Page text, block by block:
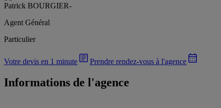
Patrick BOURGIER-
Agent Général
Particulier
Votre devis en 1 minute Prendre rendez-vous à l'agence
Informations de l'agence